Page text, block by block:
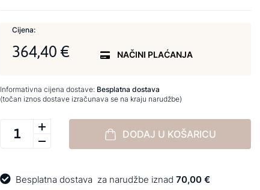
Cijena:
364,40 € NAČINI PLAĆANJA
Informativna cijena dostave: Besplatna dostava
(točan iznos dostave izračunava se na kraju narudžbe)
DODAJ U KOŠARICU
Besplatna dostava za narudžbe iznad 70,00 €